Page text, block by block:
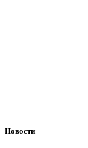
Новости